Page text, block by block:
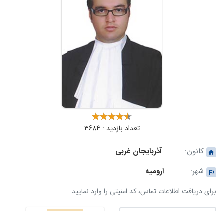
تعداد بازدید : 3684
کانون:
آذربایجان غربی
شهر:
ارومیه
برای دریافت اطلاعات تماس، کد امنیتی را وارد نمایید